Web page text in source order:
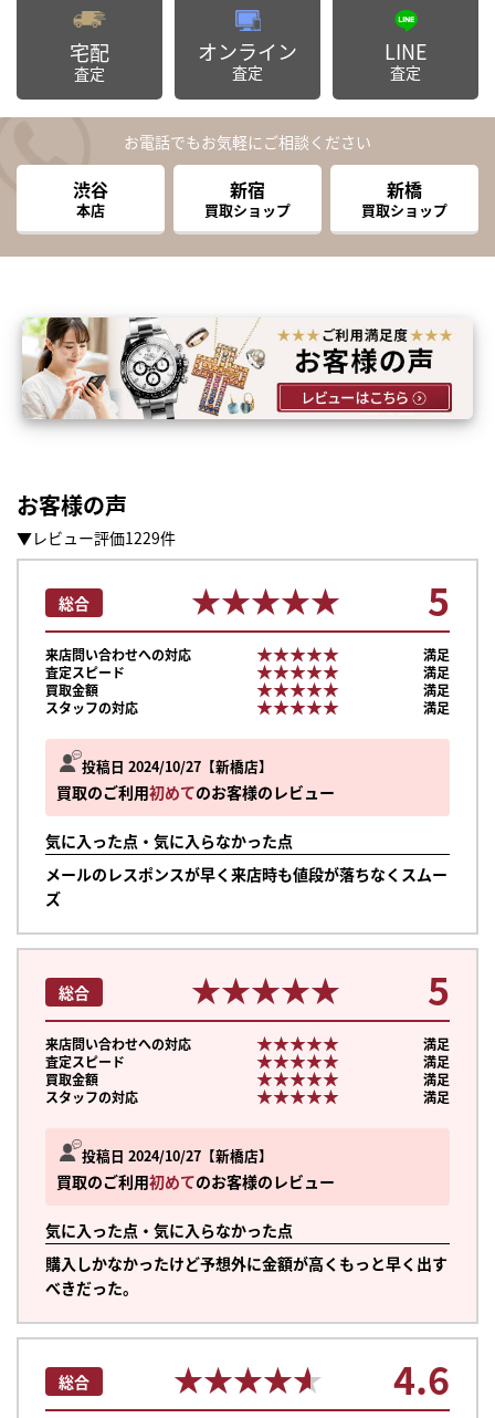
宅配
査定
オンライン
査定
LINE
査定
お電話でもお気軽にご相談ください
渋谷
本店
新宿
買取ショップ
新橋
買取ショップ
お客様の声
▼レビュー評価1229件
投稿日 2024/10/27 新橋店
買取のご利用初めてのお客様のレビュー
気に入った点・気に入らなかった点
メールのレスポンスが早く来店時も値段が落ちなくスムー
ズ
総合 ★★★★★
★★★★★ 5
来店問い合わせへの対応 ★★★★★
★★★★★
満足
査定スピード
★★★★★
★★★★★
満足
買取金額
★★★★★
★★★★★
満足
スタッフの対応
★★★★★
★★★★★ 満足
投稿日 2024/10/27 新橋店
買取のご利用初めてのお客様のレビュー
気に入った点・気に入らなかった点
購入しかなかったけど予想外に金額が高くもっと早く出す
べきだった。
総合 ★★★★★
★★★★★ 5
来店問い合わせへの対応 ★★★★★
★★★★★
満足
査定スピード
★★★★★
★★★★★
満足
買取金額
★★★★★
★★★★★
満足
スタッフの対応
★★★★★
★★★★★ 満足
総合 ★★★★★
★★★★★ 4.6